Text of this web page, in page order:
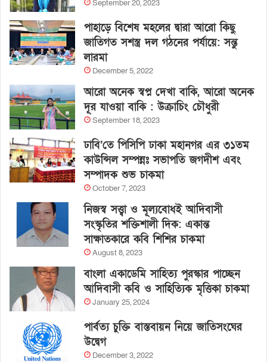
September 20, 2023
পাহাড়ে বিশেষ মহলের দ্বারা আরো কিছু
জাতিগত সশস্ত্র দল গঠনের পর্যায়ে: সন্তু
লারমা
December 5, 2022
আরো অনেক স্বপ্ন দেখা বাকি, আরো অনেক
দূর যাওয়া বাকি : উক্রাচিং চৌধুরী
September 18, 2023
ঢাবি’তে পিসিপি ঢাকা মহানগর এর ৩১তম
কাউন্সিল সম্পন্নঃ সভাপতি জগদীশ এবং
সম্পাদক শুভ চাকমা
October 7, 2023
নিজস্ব সত্ত্বা ও মূল্যবোধই আদিবাসী
সংস্কৃতির শক্তিশালী দিক: একান্ত
সাক্ষাতকারে কবি শিশির চাকমা
August 8, 2023
বাংলা একাডেমি সাহিত্য পুরস্কার পাচ্ছেন
আদিবাসী কবি ও সাহিত্যিক মৃত্তিকা চাকমা
January 25, 2024
পার্বত্য চুক্তি বাস্তবায়ন নিয়ে জাতিসংঘের
উদ্বেগ
December 3, 2022